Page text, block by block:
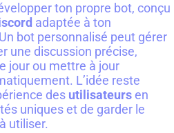
ton propre bot, conçu
adaptée à ton
bot personnalisé peut gérer
une discussion précise,
jour ou mettre à jour
L’idée reste
des utilisateurs en
uniques et de garder le
utiliser.